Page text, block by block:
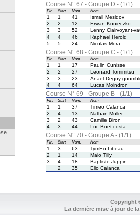
Course N° 67 - Groupe D - (1/1)
Fin. Start Num. Nom
1 1 41
Ismail Mesidov
2
2 12
Erwan Konieczko
3
3 52
Lenny Clairvoyant-
4
4 46
Raphael Herold
5
5 24 Nicolas Mora
Course N° 68 - Groupe C - (1/1)
Fin. Start Num. Nom
1 1 17
Paulin Cunisse
2
2 27
Leonard Tomimitsu
3
3 23
Anael Degny-
4
4 64 Lucas Moindron
Course N° 69 - Groupe B - (1/1)
Fin. Start Num. Nom
1 1 37
Timeo Calanca
2
4 13
Nathan Muller
3
2 43
Camille Biron
4
3 44 Luc Boet-costa
Course N° 70 - Groupe A - (1/1)
Fin. Start Num. Nom
1 3 63
TymEo Libeau
2
1 14
Malo Tilly
3
4 18
Baptiste Juppin
2
35 Elio Calanca
Copyright
La dernière mise à jour de